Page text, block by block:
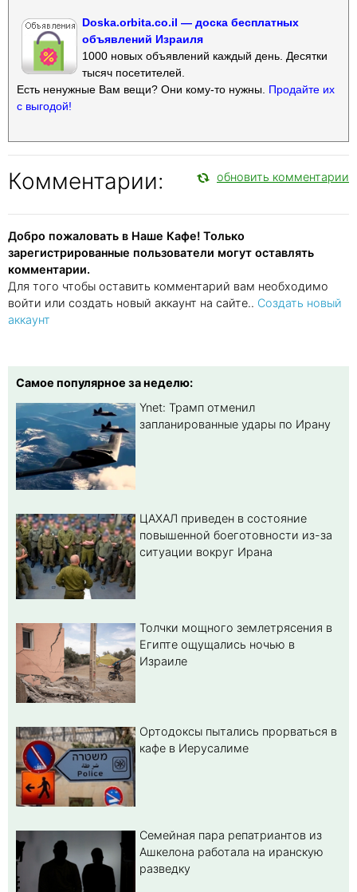
Doska.orbita.co.il — доска бесплатных
объявлений Израиля
1000 новых объявлений каждый день. Десятки
тысяч посетителей.
Есть ненужные Вам вещи? Они кому-то нужны. Продайте их
с выгодой!
Комментарии: обновить комментарии
Добро пожаловать в Наше Кафе! Только
зарегистрированные пользователи могут оставлять
комментарии.
Для того чтобы оставить комментарий вам необходимо
войти или создать новый аккаунт на сайте.. Создать новый
аккаунт
Самое популярное за неделю:
Ynet: Трамп отменил
запланированные удары по Ирану
ЦАХАЛ приведен в состояние
повышенной боеготовности из-за
ситуации вокруг Ирана
Толчки мощного землетрясения в
Египте ощущались ночью в
Израиле
Ортодоксы пытались прорваться в
кафе в Иерусалиме
Семейная пара репатриантов из
Ашкелона работала на иранскую
разведку